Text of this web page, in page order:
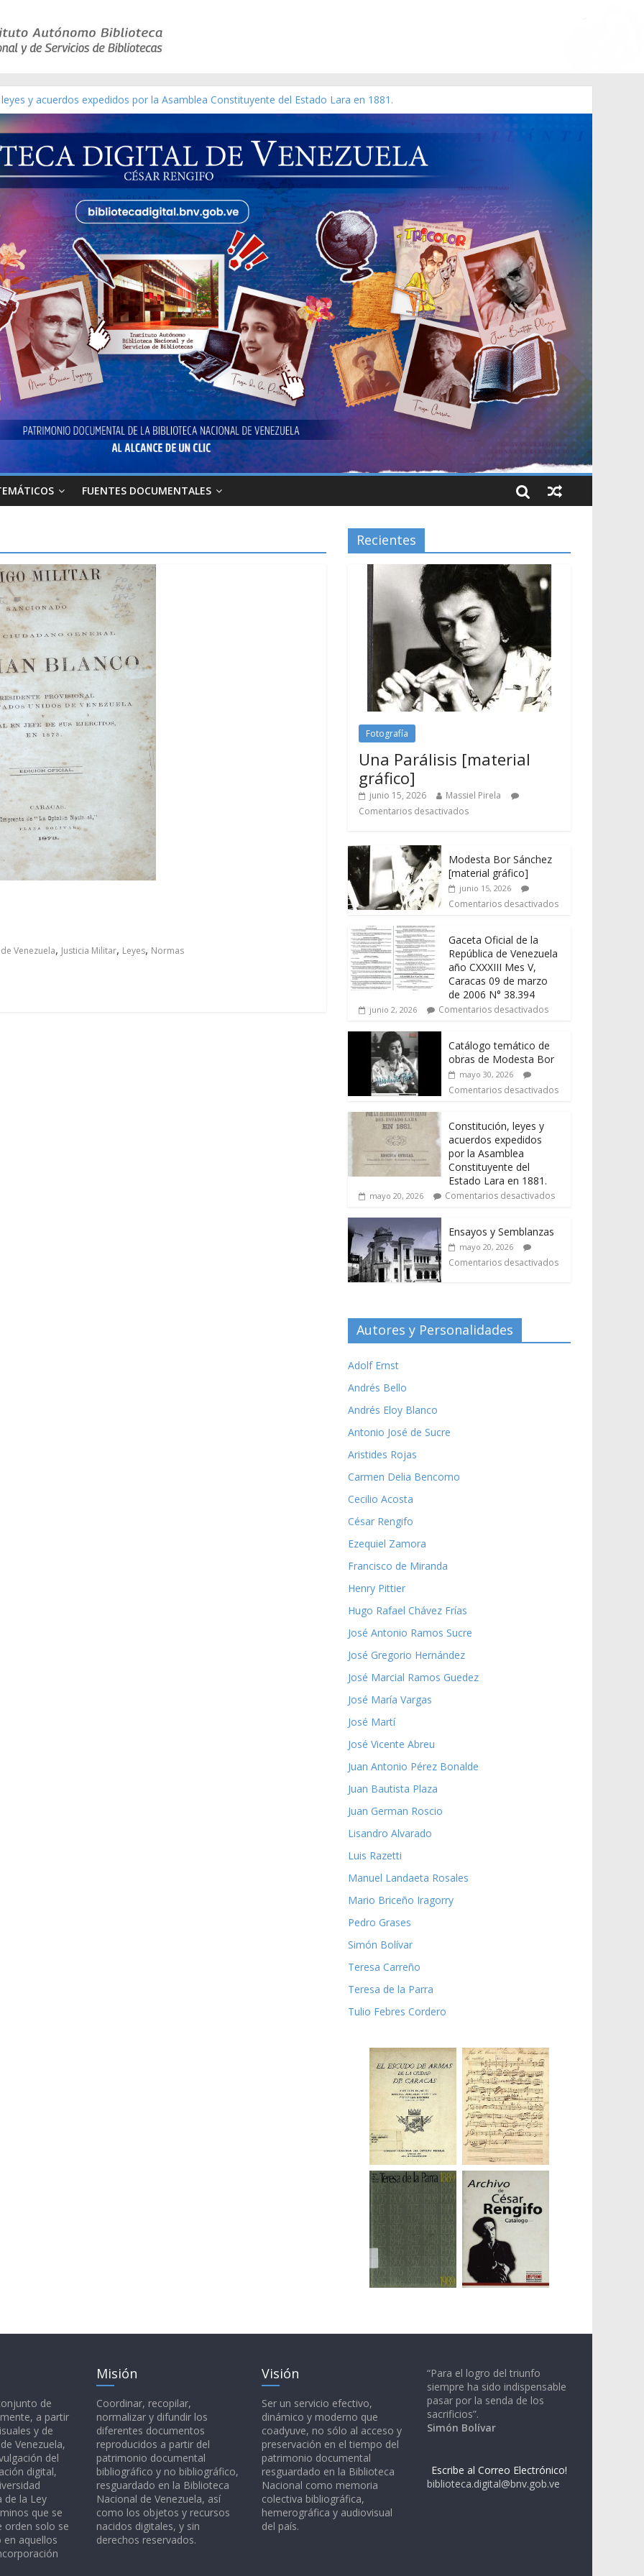
y acuerdos expedidos por la Asamblea Constituyente del Estado Lara en 1881.
gráfico]
[material gráfico]
de la República de Venezuela año CXXXIII Mes V, Caracas 09 de marzo de 2006 N° 38.394
de obras de Modesta Bor
FUENTES DOCUMENTALES
Venezuela, Justicia Militar, Leyes, Normas
Recientes
Fotografía
Una Parálisis [material
gráfico]
junio 15, 2026
Massiel Pirela
Comentarios desactivados
Modesta Bor Sánchez
[material gráfico]
junio 15, 2026
Comentarios desactivados
Gaceta Oficial de la
República de Venezuela
año CXXXIII Mes V,
Caracas 09 de marzo
de 2006 N° 38.394
junio 2, 2026 Comentarios desactivados
Catálogo temático de
obras de Modesta Bor
mayo 30, 2026
Comentarios desactivados
Constitución, leyes y
acuerdos expedidos
por la Asamblea
Constituyente del
Estado Lara en 1881.
mayo 20, 2026 Comentarios desactivados
Ensayos y Semblanzas
mayo 20, 2026
Comentarios desactivados
Autores y Personalidades
Adolf Ernst
Andrés Bello
Andrés Eloy Blanco
Antonio José de Sucre
Aristides Rojas
Carmen Delia Bencomo
Cecilio Acosta
César Rengifo
Ezequiel Zamora
Francisco de Miranda
Henry Pittier
Hugo Rafael Chávez Frías
José Antonio Ramos Sucre
José Gregorio Hernández
José Marcial Ramos Guedez
José María Vargas
José Martí
José Vicente Abreu
Juan Antonio Pérez Bonalde
Juan Bautista Plaza
Juan German Roscio
Lisandro Alvarado
Luis Razetti
Manuel Landaeta Rosales
Mario Briceño Iragorry
Pedro Grases
Simón Bolívar
Teresa Carreño
Teresa de la Parra
Tulio Febres Cordero
de
a partir
y de
Venezuela,
del
digital,
de la Ley
que se
orden solo se
aquellos
Misión
Coordinar, recopilar,
normalizar y difundir los
diferentes documentos
reproducidos a partir del
patrimonio documental
bibliográfico y no bibliográfico,
resguardado en la Biblioteca
Nacional de Venezuela, así
como los objetos y recursos
nacidos digitales, y sin
derechos reservados.
Visión
Ser un servicio efectivo,
dinámico y moderno que
coadyuve, no sólo al acceso y
preservación en el tiempo del
patrimonio documental
resguardado en la Biblioteca
Nacional como memoria
colectiva bibliográfica,
hemerográfica y audiovisual
del país.
“Para el logro del triunfo
siempre ha sido indispensable
pasar por la senda de los
sacrificios”.
Simón Bolívar
Escribe al Correo Electrónico!
biblioteca.digital@bnv.gob.ve